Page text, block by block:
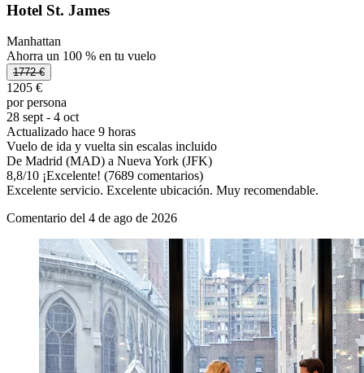
Hotel St. James
Manhattan
Ahorra un 100 % en tu vuelo
1772 €
1205 €
por persona
28 sept - 4 oct
Actualizado hace 9 horas
Vuelo de ida y vuelta sin escalas incluido
De Madrid (MAD) a Nueva York (JFK)
8,8/10 ¡Excelente! (7689 comentarios)
Excelente servicio. Excelente ubicación. Muy recomendable.
Comentario del 4 de ago de 2026